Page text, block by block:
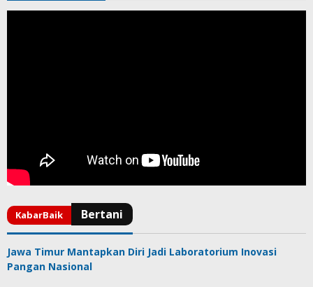
Jawa Timur Mantapkan Diri Jadi Laboratorium Inovasi
Pangan Nasional